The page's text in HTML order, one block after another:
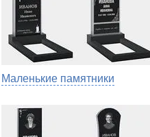
Маленькие памятники